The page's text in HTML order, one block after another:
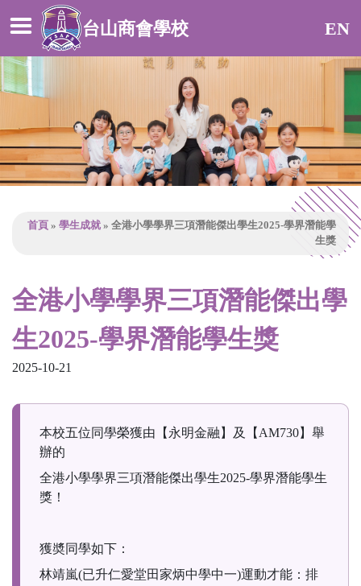
台山商會學校 EN
首頁 » 學生成就 » 全港小學學界三項潛能傑出學生2025-學界潛能學
生獎
全港小學學界三項潛能傑出學
生2025-學界潛能學生獎
2025-10-21
本校五位同學榮獲由【永明金融】及【AM730】舉
辦的
全港小學學界三項潛能傑出學生2025-學界潛能學生
獎！
獲奬同學如下：
林靖嵐(已升仁愛堂田家炳中學中一)運動才能：排